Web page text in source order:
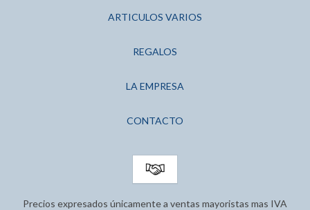
ARTICULOS VARIOS
REGALOS
LA EMPRESA
CONTACTO
Precios expresados únicamente a ventas mayoristas mas IVA